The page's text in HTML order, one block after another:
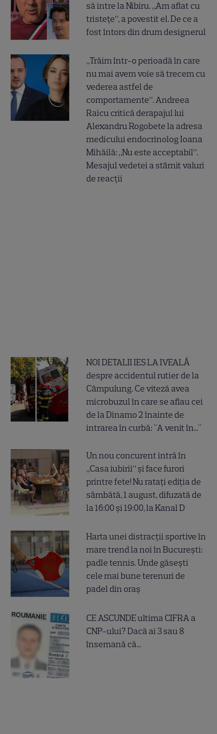
să intre la Nibiru. „Am aflat cu
tristețe”, a povestit el. De ce a
fost întors din drum designerul
„Trăim într-o perioadă în care
nu mai avem voie să trecem cu
vederea astfel de
comportamente”. Andreea
Raicu critică derapajul lui
Alexandru Rogobete la adresa
medicului endocrinolog Ioana
Mihăilă: „Nu este acceptabil”.
Mesajul vedetei a stârnit valuri
de reacții
NOI DETALII IES LA IVEALĂ
despre accidentul rutier de la
Câmpulung. Ce viteză avea
microbuzul în care se aflau cei
de la Dinamo 2 înainte de
intrarea în curbă: "A venit în..."
Un nou concurent intră în
„Casa iubirii” și face furori
printre fete! Nu ratați ediția de
sâmbătă, 1 august, difuzată de
la 16:00 și 19:00, la Kanal D
Harta unei distracții sportive în
mare trend la noi în București:
padle tennis. Unde găsești
cele mai bune terenuri de
padel din oraș
CE ASCUNDE ultima CIFRA a
CNP-ului? Dacă ai 3 sau 8
însemană că...